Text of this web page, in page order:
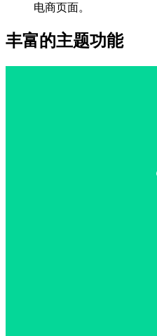
电商页面。
丰富的主题功能